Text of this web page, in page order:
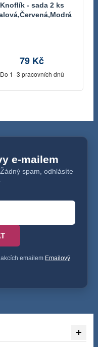
Knoflík - sada 2 ks
79 Kč
Do 1–3 pracovních dnů
e-mailem
spam, odhlásíte
emailem Emailový